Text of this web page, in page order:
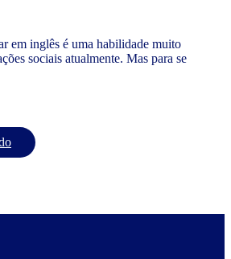
em inglês é uma habilidade muito
sociais atualmente. Mas para se